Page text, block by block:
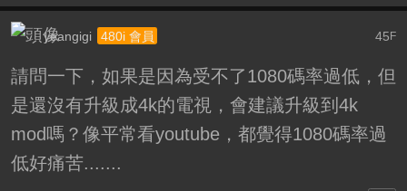
45 F
yeangigi 480i 會員
請問一下，如果是因為受不了1080碼率過低，但
是還沒有升級成4k的電視，會建議升級到4k
mod嗎？像平常看youtube，都覺得1080碼率過
低好痛苦.......